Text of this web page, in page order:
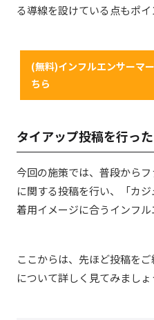
る導線を設けている点もポイ
(無料)インフルエンサーマ
ちら
タイアップ投稿を行っ
今回の施策では、普段から
に関する投稿を行い、「カ
着用イメージに合うインフル
ここからは、先ほど投稿を
について詳しく見てみましょ